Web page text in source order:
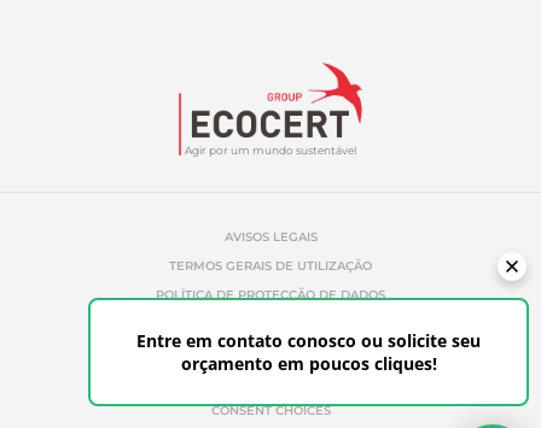
Agir por um mundo sustentável
AVISOS LEGAIS
TERMOS GERAIS DE UTILIZAÇÃO
POLÍTICA DE PROTECÇÃO DE DADOS
REFERÊNCIAS NÃO AUTORIZADAS
CONSENT CHOICES
Entre em contato conosco ou solicite seu
orçamento em poucos cliques!